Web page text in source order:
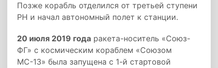
Позже корабль отделился от третьей ступени
РН и начал автономный полет к станции.
20 июля 2019 года ракета-носитель «Союз-
ФГ» с космическим кораблем «Союзом
МС-13» была запущена с 1-й стартовой